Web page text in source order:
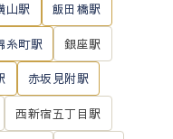
山駅 飯田橋駅
糸町駅 銀座駅
赤坂見附駅
西新宿五丁目駅